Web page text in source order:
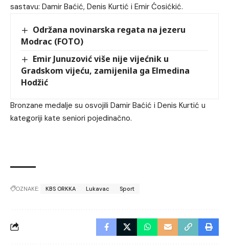
sastavu: Damir Baćić, Denis Kurtić i Emir Ćosićkić.
Održana novinarska regata na jezeru
Modrac (FOTO)
Emir Junuzović više nije vijećnik u
Gradskom vijeću, zamijenila ga Elmedina
Hodžić
Bronzane medalje su osvojili Damir Baćić i Denis Kurtić u
kategoriji kate seniori pojedinačno.
OZNAKE: KBS ORKKA Lukavac Sport